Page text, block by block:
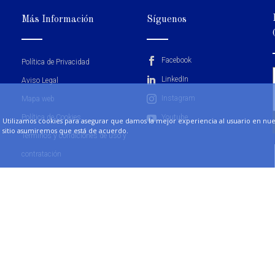
Utilizamos cookies para asegurar que damos la mejor experiencia al usuario en
sitio asumiremos que está de acuerdo.
Más Información
Política de Privacidad
Aviso Legal
Mapa web
Política de Cookies
Términos y condiciones de uso y
contratación
Síguenos
Facebook
LinkedIn
Instagram
Youtube